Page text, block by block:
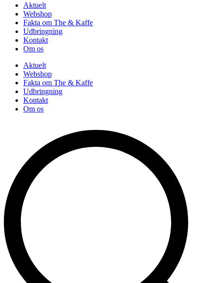
Aktuelt
Webshop
Fakta om The & Kaffe
Udbringning
Kontakt
Om os
Aktuelt
Webshop
Fakta om The & Kaffe
Udbringning
Kontakt
Om os